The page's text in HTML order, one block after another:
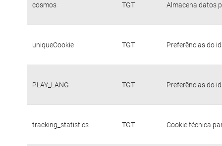
cosmos TGT Almacena datos
uniqueCookie TGT Preferências do
PLAY_LANG TGT Preferências do
tracking_statistics TGT Cookie técnica